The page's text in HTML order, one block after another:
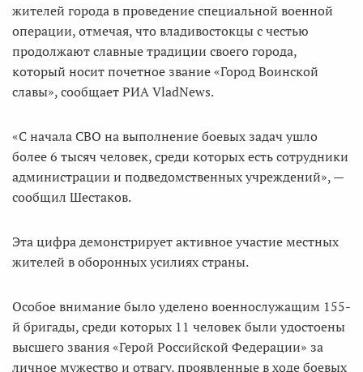
жителей города в проведение специальной военной
операции, отмечая, что владивостокцы с честью
продолжают славные традиции своего города,
который носит почетное звание «Город Воинской
славы», сообщает РИА VladNews.
«С начала СВО на выполнение боевых задач ушло
более 6 тысяч человек, среди которых есть сотрудники
администрации и подведомственных учреждений», —
сообщил Шестаков.
Эта цифра демонстрирует активное участие местных
жителей в оборонных усилиях страны.
Особое внимание было уделено военнослужащим 155-
й бригады, среди которых 11 человек были удостоены
высшего звания «Герой Российской Федерации» за
личное мужество и отвагу, проявленные в ходе боевых